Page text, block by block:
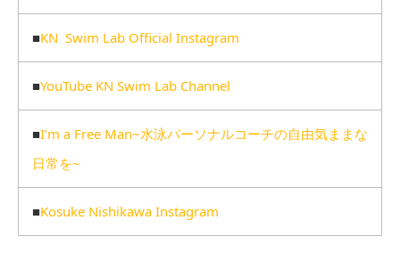
■KN Swim Lab Official Instagram
■YouTube KN Swim Lab Channel
■I’m a Free Man~水泳パーソナルコーチの自由気ままな
日常を~
■Kosuke Nishikawa Instagram